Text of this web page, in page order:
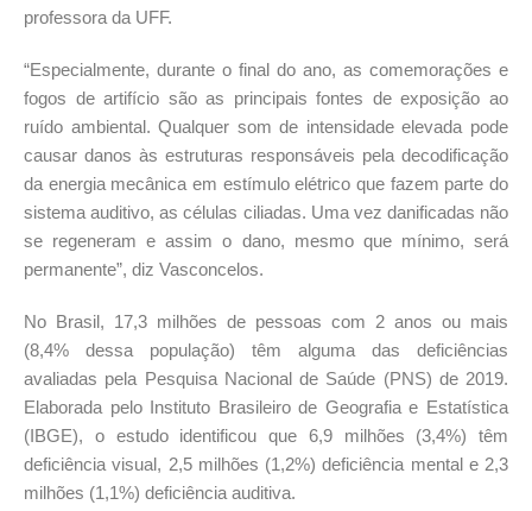
professora da UFF.
“Especialmente, durante o final do ano, as comemorações e
fogos de artifício são as principais fontes de exposição ao
ruído ambiental. Qualquer som de intensidade elevada pode
causar danos às estruturas responsáveis pela decodificação
da energia mecânica em estímulo elétrico que fazem parte do
sistema auditivo, as células ciliadas. Uma vez danificadas não
se regeneram e assim o dano, mesmo que mínimo, será
permanente”, diz Vasconcelos.
No Brasil, 17,3 milhões de pessoas com 2 anos ou mais
(8,4% dessa população) têm alguma das deficiências
avaliadas pela Pesquisa Nacional de Saúde (PNS) de 2019.
Elaborada pelo Instituto Brasileiro de Geografia e Estatística
(IBGE), o estudo identificou que 6,9 milhões (3,4%) têm
deficiência visual, 2,5 milhões (1,2%) deficiência mental e 2,3
milhões (1,1%) deficiência auditiva.